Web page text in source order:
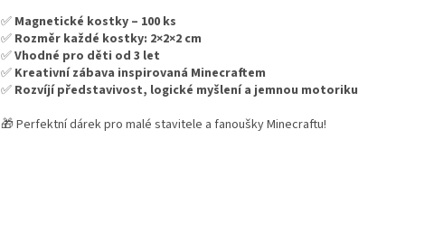
✅ Magnetické kostky – 100 ks
✅ Rozměr každé kostky: 2×2×2 cm
✅Vhodné pro děti od 3 let
✅ Kreativní zábava inspirovaná Minecraftem
✅ Rozvíjí představivost, logické myšlení a jemnou motoriku
🎁 Perfektní dárek pro malé stavitele a fanoušky Minecraftu!